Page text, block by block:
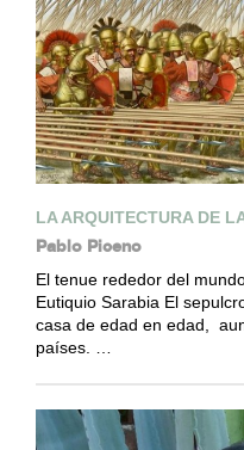
LA ARQUITECTURA DE
Pablo Piceno
El tenue rededor del
Eutiquio Sarabia El
casa de edad en edad,
países. …